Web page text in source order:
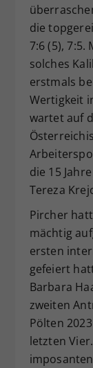
die
7:6 (5),
solches
erstmals
Wertigkeit
wartet auf
die 15
Tereza
Pircher
mächtig
ersten
gefeiert
Barbara
zweiten
Pölten
letzten